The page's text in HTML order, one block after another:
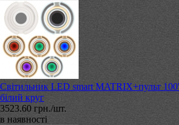
Світильник LED smart MATRIX+пульт
білий круг
3523.60 грн./шт.
в наявності